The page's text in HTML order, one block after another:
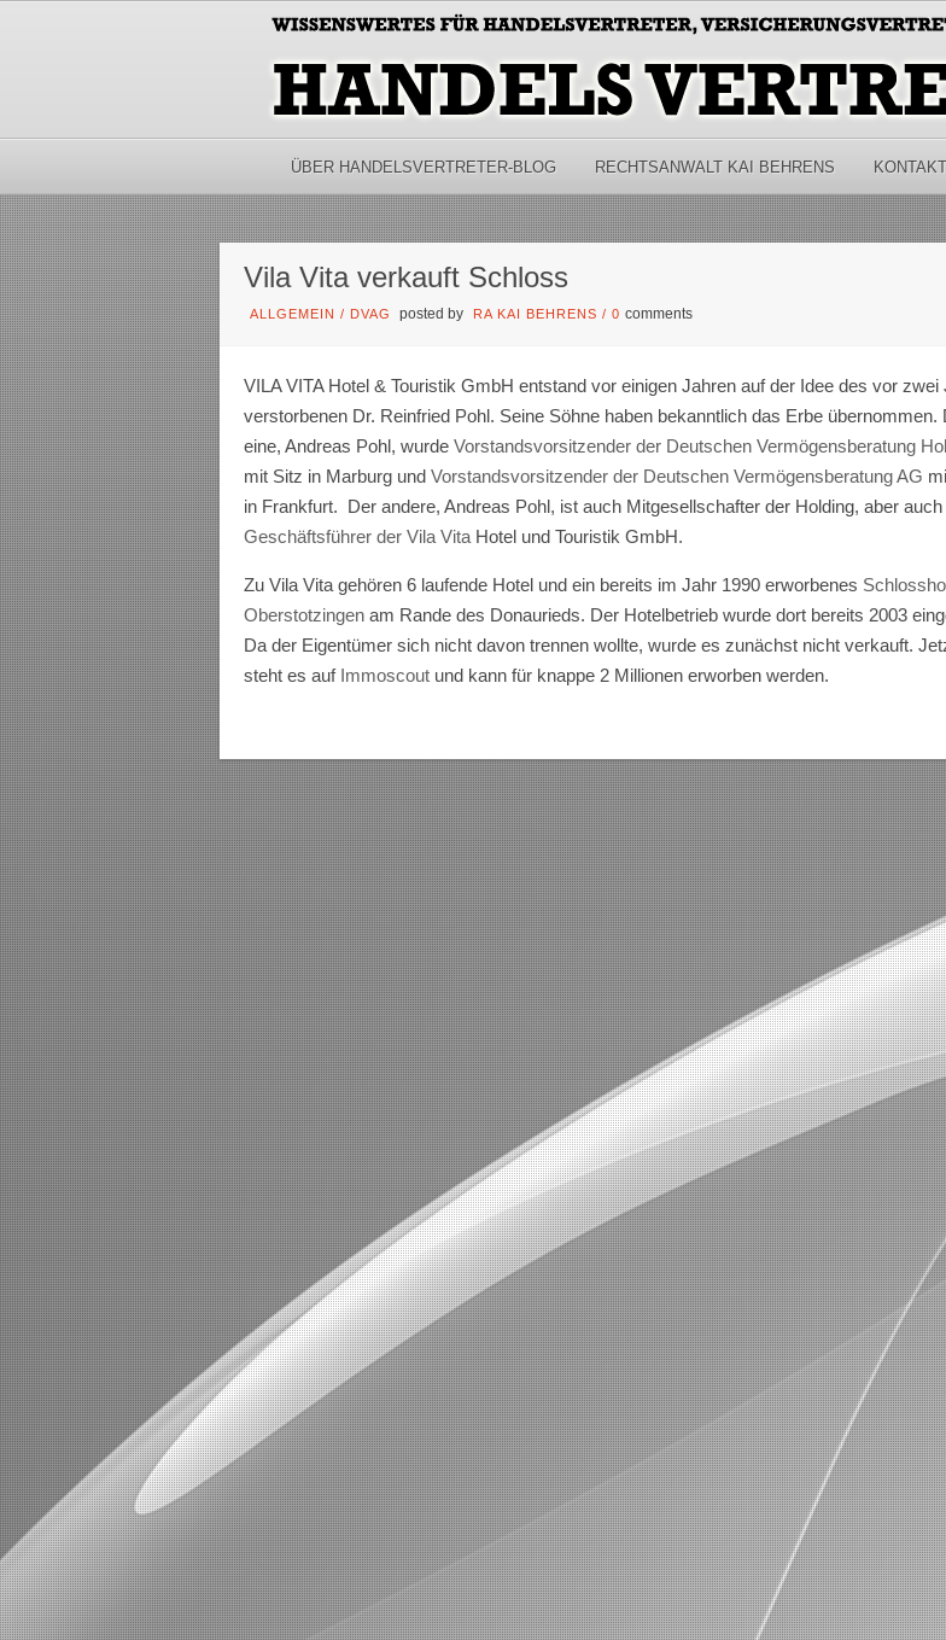
ÜBER HANDELSVERTRETER-BLOG RECHTSANWALT KAI BEHRENS KONTAKT
Vila Vita verkauft Schloss
ALLGEMEIN / DVAG posted by RA KAI BEHRENS /0comments
VILA VITA Hotel & Touristik GmbH entstand vor einigen Jahren auf der Idee des vor zwei
verstorbenen Dr. Reinfried Pohl. Seine Söhne haben bekanntlich das Erbe übernommen.
eine, Andreas Pohl, wurde Vorstandsvorsitzender der Deutschen Vermögensberatung
mit Sitz in Marburg undVorstandsvorsitzender der Deutschen Vermögensberatung AG
in Frankfurt. Der andere, Andreas Pohl, ist auch Mitgesellschafter der Holding, aber auch
Geschäftsführer der Vila Vita Hotel und Touristik GmbH.
Zu Vila Vita gehören 6 laufende Hotel und ein bereits im Jahr 1990 erworbenes
Oberstotzingenam Rande des Donaurieds. Der Hotelbetrieb wurde dort bereits 2003
Da der Eigentümer sich nicht davon trennen wollte, wurde es zunächst nicht verkauft.
steht es auf Immoscout und kann für knappe 2 Millionen erworben werden.